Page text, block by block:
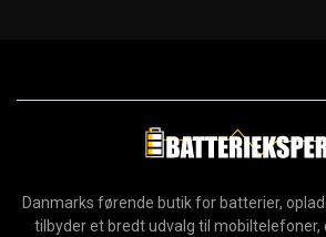
Danmarks førende butik for batterier,
tilbyder et bredt udvalg til